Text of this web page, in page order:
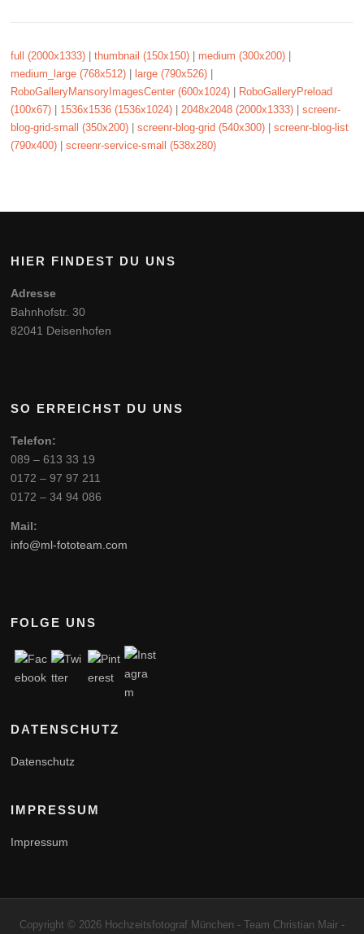
full (2000x1333) |thumbnail (150x150) medium (300x200)
medium_large (768x512)
large (790x526)
RoboGalleryMansoryImagesCenter (600x1024)
RoboGalleryPreload
(100x67)
1536x1536 (1536x1024) |2048x2048 (2000x1333) |screenr-
blog-grid-small (350x200) |screenr-blog-grid (540x300) |screenr-blog-list
(790x400) |screenr-service-small (538x280)
HIER FINDEST DU UNS
Adresse
Bahnhofstr. 30
82041 Deisenhofen
SO ERREICHST DU UNS
Telefon:
089 – 613 33 19
0172 – 97 97 211
0172 – 34 94 086
Mail:
info@ml-fototeam.com
FOLGE UNS
DATENSCHUTZ
Datenschutz
IMPRESSUM
Impressum
Copyright © 2026 Hochzeitsfotograf München - Team Christian Mair -